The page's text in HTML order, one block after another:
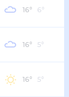
16° 6°
16° 5°
16° 5°